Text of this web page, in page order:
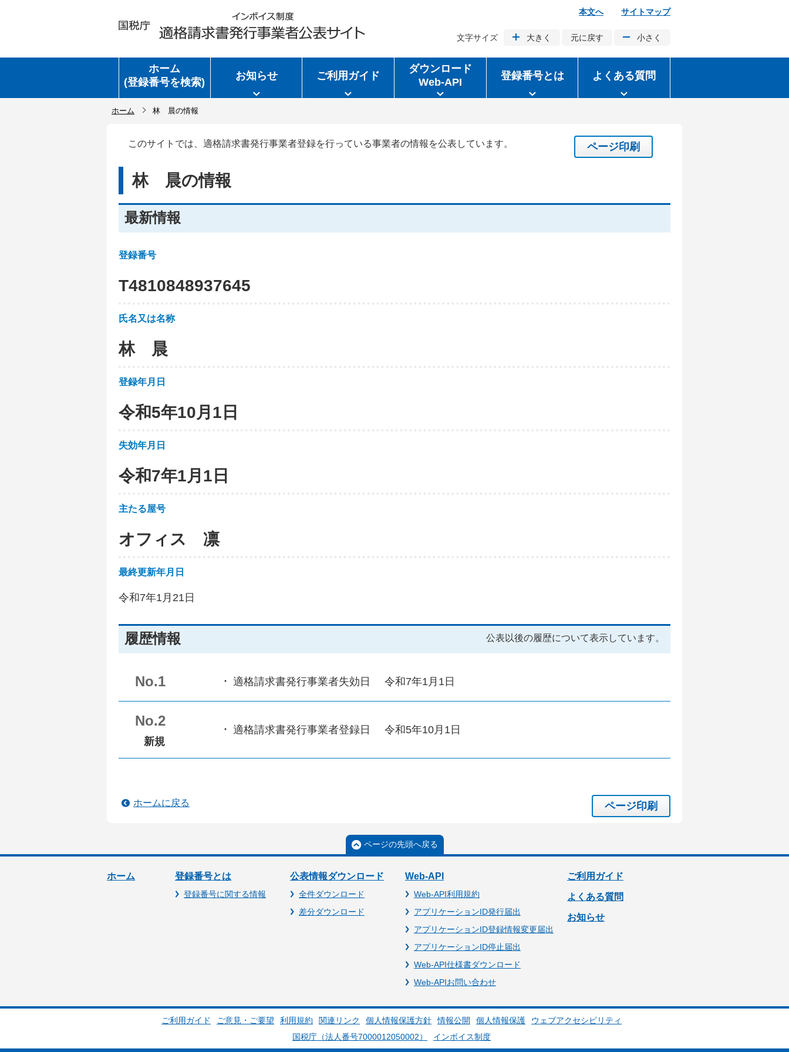
本文へ サイトマップ
文字サイズ 大きく 元に戻す 小さく
ホーム
(登録番号を検索)
お知らせ ご利用ガイド
ダウンロード
Web-API
登録番号とは よくある質問
ホーム 林 晨の情報
このサイトでは、適格請求書発行事業者登録を行っている事業者の情報を公表しています。 ページ印刷
林 晨の情報
最新情報
登録番号
T4810848937645
氏名又は名称
林 晨
登録年月日
令和5年10月1日
失効年月日
令和7年1月1日
主たる屋号
オフィス 凛
最終更新年月日
令和7年1月21日
履歴情報 公表以後の履歴について表示しています。
No.1 適格請求書発行事業者失効日 令和7年1月1日
No.2
新規
適格請求書発行事業者登録日 令和5年10月1日
ページ印刷
ホームに戻る
ページの先頭へ戻る
ホーム 登録番号とは
登録番号に関する情報
公表情報ダウンロード
全件ダウンロード
差分ダウンロード
Web-API
Web-API利用規約
アプリケーションID発行届出
アプリケーションID登録情報変更届出
アプリケーションID停止届出
Web-API仕様書ダウンロード
Web-APIお問い合わせ
ご利用ガイド
よくある質問
お知らせ
ご利用ガイド ご意見・ご要望 利用規約 関連リンク 個人情報保護方針 情報公開 個人情報保護
ウェブアクセシビリティ
国税庁（法人番号7000012050002）
インボイス制度